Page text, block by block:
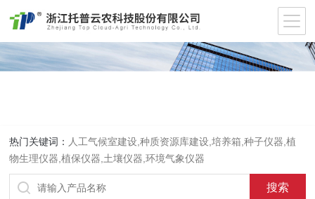
热门关键词： 人工气候室建设,种质资源库建设,培养箱,种子仪器,植
物生理仪器,植保仪器,土壤仪器,环境气象仪器